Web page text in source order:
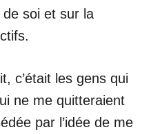
de soi et sur la
c’était les gens qui
ne me quitteraient
par l’idée de me